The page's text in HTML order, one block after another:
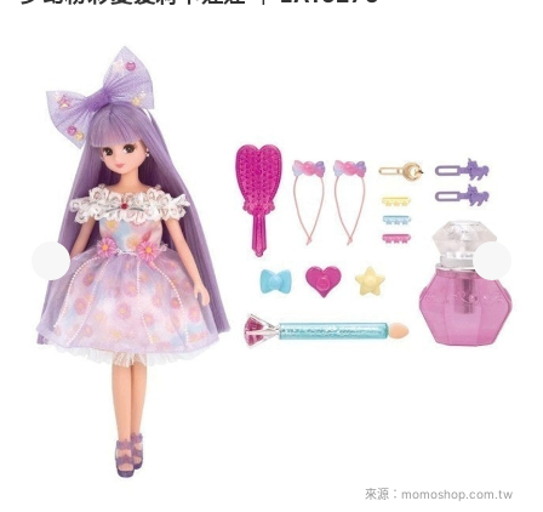
來源： momoshop.com.tw